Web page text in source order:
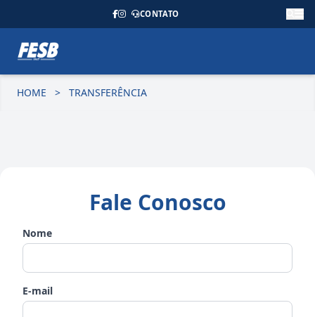
CONTATO
HOME > TRANSFERÊNCIA
Fale Conosco
Nome
E-mail